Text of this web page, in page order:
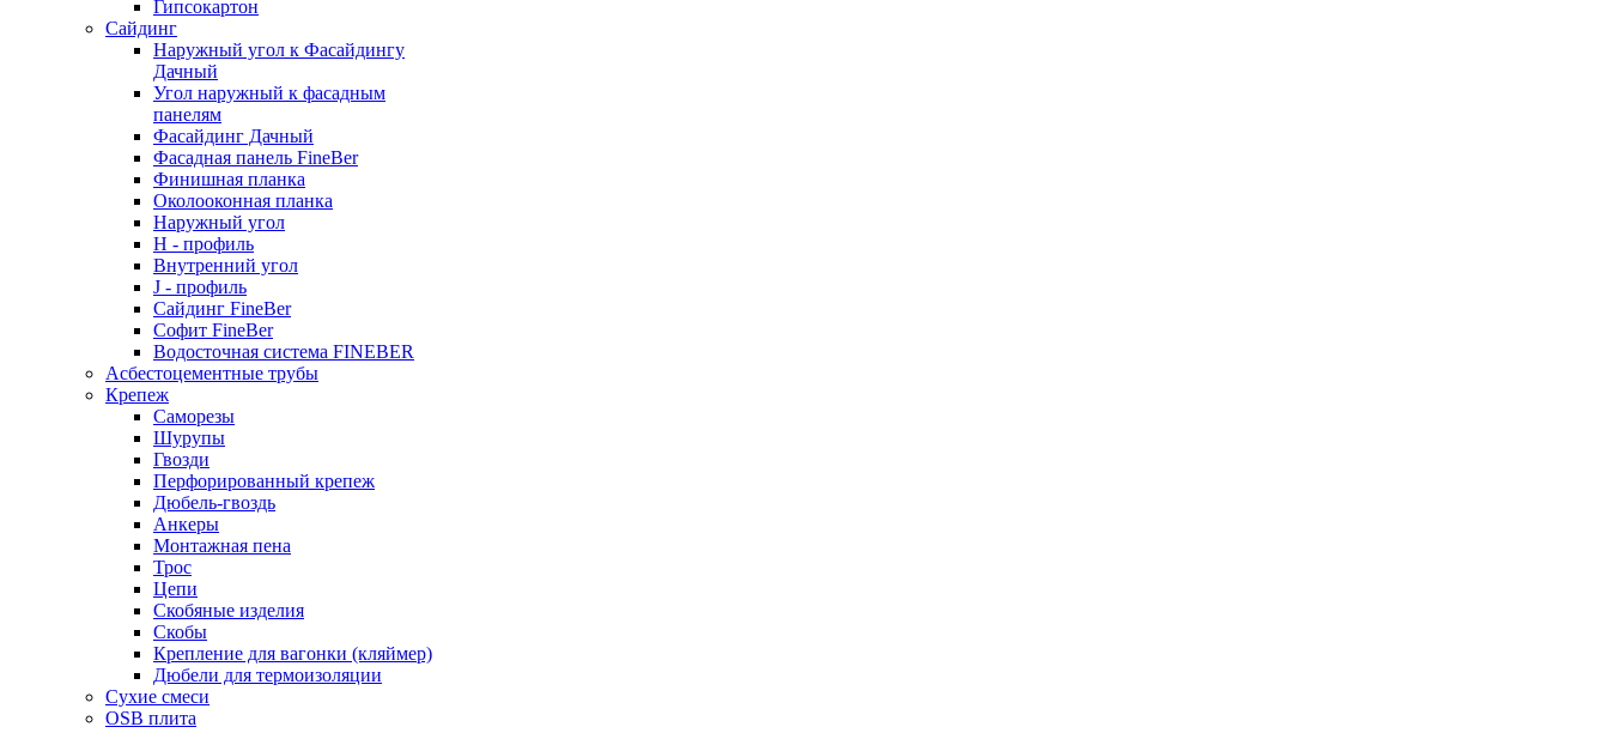
Гипсокартон
Сайдинг
Наружный угол к Фасайдингу
Дачный
Угол наружный к фасадным
панелям
Фасайдинг Дачный
Фасадная панель FineBer
Финишная планка
Околооконная планка
Наружный угол
H - профиль
Внутренний угол
J - профиль
Сайдинг FineBer
Софит FineBer
Водосточная система FINEBER
Асбестоцементные трубы
Крепеж
Саморезы
Шурупы
Гвозди
Перфорированный крепеж
Дюбель-гвоздь
Анкеры
Монтажная пена
Трос
Цепи
Скобяные изделия
Скобы
Крепление для вагонки (кляймер)
Дюбели для термоизоляции
Сухие смеси
OSB плита